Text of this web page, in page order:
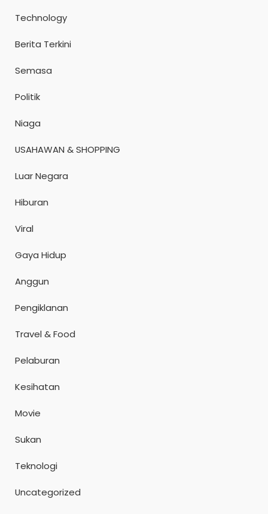
Technology
Berita Terkini
Semasa
Politik
Niaga
USAHAWAN & SHOPPING
Luar Negara
Hiburan
Viral
Gaya Hidup
Anggun
Pengiklanan
Travel & Food
Pelaburan
Kesihatan
Movie
Sukan
Teknologi
Uncategorized